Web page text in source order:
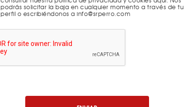
podrás solicitar la baja en cualquier momento a través de tu
perfil o escribiéndonos a info@srperro.com